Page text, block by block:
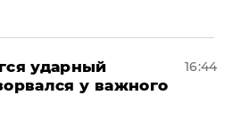
ударный
у важного
16:44